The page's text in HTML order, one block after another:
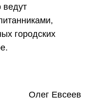
ведут
городских
Олег Евсеев